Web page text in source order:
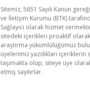
Sitemiz, 5651 Sayılı Kanun
ve İletişim Kurumu (BTK)
Sağlayıcı olarak hizmet
sitedeki içerikleri proaktif
araştırma yükümlülüğümüz
üyelerimiz yazdıkları içeriklerin
taşımakta olup, siteye üye
etmiş sayılırlar.